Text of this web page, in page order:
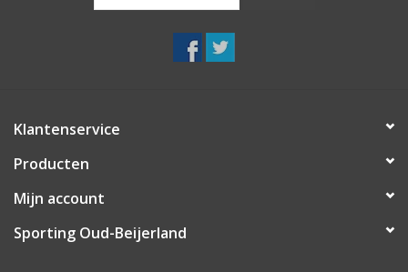
Klantenservice
Producten
Mijn account
Sporting Oud-Beijerland